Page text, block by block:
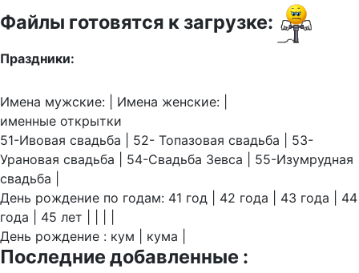
Файлы готовятся к загрузке:
Праздники:
Имена мужские: | Имена женские: |
именные открытки
51-Ивовая свадьба | 52- Топазовая свадьба | 53-
Урановая свадьба | 54-Свадьба Зевса | 55-Изумрудная
свадьба |
День рождение по годам: 41 год | 42 года | 43 года | 44
года | 45 лет | | | |
День рождение : кум | кума |
Последние добавленные :